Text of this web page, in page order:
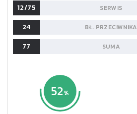
12/75
SERWIS
24
BŁ. PRZECIWNIKA
77
SUMA
52